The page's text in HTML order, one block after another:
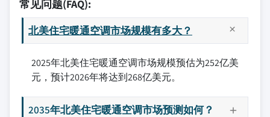
常见问题(FAQ):
北美住宅暖通空调市场规模有多大？
2025年北美住宅暖通空调市场规模预估为252亿美
元，预计2026年将达到268亿美元。
2035年北美住宅暖通空调市场预测如何？